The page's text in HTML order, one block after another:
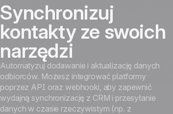
Synchronizuj
kontakty ze swoich
narzędzi
Automatyzuj dodawanie i aktualizację danych
odbiorców. Możesz integrować platformy
poprzez API oraz webhooki, aby zapewnić
wydajną synchronizację z CRM i przesyłanie
danych w czasie rzeczywistym (np. z